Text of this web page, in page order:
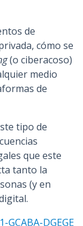
de
cómo se
(o ciberacoso)
medio
de
tipo de
que este
tanto la
(y en
GCABA-DGEGE